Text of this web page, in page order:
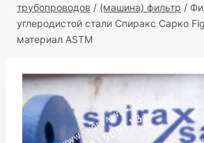
трубопроводов / (машина) фильтр /
углеродистой стали Спиракс Сарко
материал ASTM